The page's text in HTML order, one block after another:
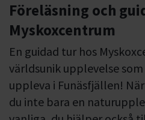
Föreläsning och
Myskoxcentrum
En guidad tur hos
världsunik upplevelse
uppleva i Funäsfjällen!
du inte bara en